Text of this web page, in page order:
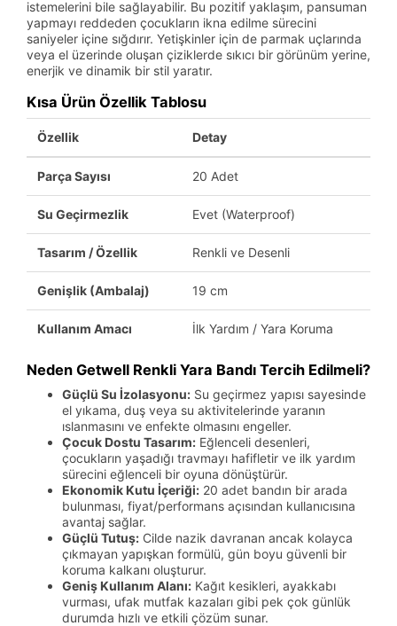
istemelerini bile sağlayabilir. Bu pozitif yaklaşım, pansuman
yapmayı reddeden çocukların ikna edilme sürecini
saniyeler içine sığdırır. Yetişkinler için de parmak uçlarında
veya el üzerinde oluşan çiziklerde sıkıcı bir görünüm yerine,
enerjik ve dinamik bir stil yaratır.
Kısa Ürün Özellik Tablosu
Özellik Detay
Parça Sayısı 20 Adet
Su Geçirmezlik Evet (Waterproof)
Tasarım / Özellik Renkli ve Desenli
Genişlik (Ambalaj) 19 cm
Kullanım Amacı İlk Yardım / Yara Koruma
Neden Getwell Renkli Yara Bandı Tercih Edilmeli?
Güçlü Su İzolasyonu: Su geçirmez yapısı sayesinde
el yıkama, duş veya su aktivitelerinde yaranın
ıslanmasını ve enfekte olmasını engeller.
Çocuk Dostu Tasarım: Eğlenceli desenleri,
çocukların yaşadığı travmayı hafifletir ve ilk yardım
sürecini eğlenceli bir oyuna dönüştürür.
Ekonomik Kutu İçeriği: 20 adet bandın bir arada
bulunması, fiyat/performans açısından kullanıcısına
avantaj sağlar.
Güçlü Tutuş: Cilde nazik davranan ancak kolayca
çıkmayan yapışkan formülü, gün boyu güvenli bir
koruma kalkanı oluşturur.
Geniş Kullanım Alanı: Kağıt kesikleri, ayakkabı
vurması, ufak mutfak kazaları gibi pek çok günlük
durumda hızlı ve etkili çözüm sunar.